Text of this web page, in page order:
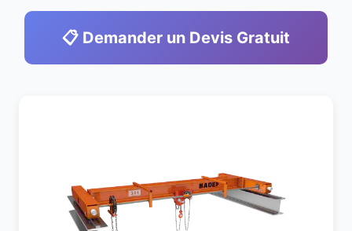
📋 Demander un Devis Gratuit